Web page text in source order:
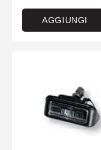
AGGIUNGI